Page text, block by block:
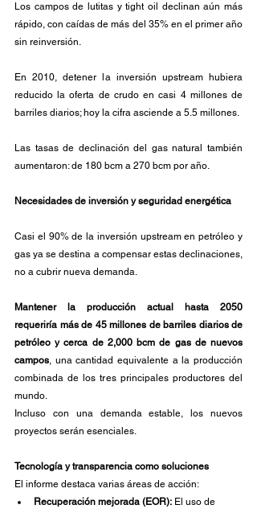
Los campos de lutitas y tight oil declinan aún más
rápido, con caídas de más del 35% en el primer año
sin reinversión.
En 2010, detener la inversión upstream hubiera
reducido la oferta de crudo en casi 4 millones de
barriles diarios; hoy la cifra asciende a 5.5 millones.
Las tasas de declinación del gas natural también
aumentaron: de 180 bcm a 270 bcm por año.
Necesidades de inversión y seguridad energética
Casi el 90% de la inversión upstream en petróleo y
gas ya se destina a compensar estas declinaciones,
no a cubrir nueva demanda.
Mantener la producción actual hasta 2050
requeriría más de 45 millones de barriles diarios de
petróleo y cerca de 2,000 bcm de gas de nuevos
campos, una cantidad equivalente a la producción
combinada de los tres principales productores del
mundo.
Incluso con una demanda estable, los nuevos
proyectos serán esenciales.
Tecnología y transparencia como soluciones
El informe destaca varias áreas de acción:
Recuperación mejorada (EOR): El uso de